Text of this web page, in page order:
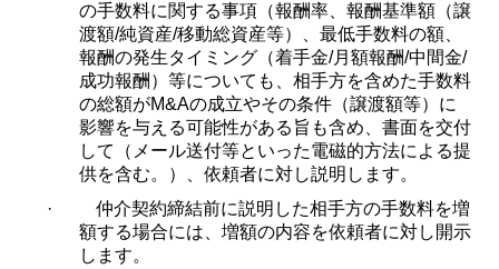
の手数料に関する事項（報酬率、報酬基準額（譲
渡額/純資産/移動総資産等）、最低手数料の額、
報酬の発生タイミング（着手金/月額報酬/中間金/
成功報酬）等についても、相手方を含めた手数料
の総額がM&Aの成立やその条件（譲渡額等）に
影響を与える可能性がある旨も含め、書面を交付
して（メール送付等といった電磁的方法による提
供を含む。）、依頼者に対し説明します。
·
仲介契約締結前に説明した相手方の手数料を増
額する場合には、増額の内容を依頼者に対し開示
します。